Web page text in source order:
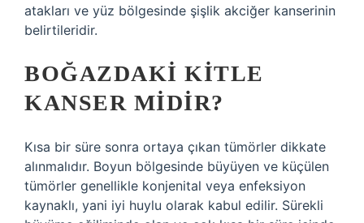
atakları ve yüz bölgesinde şişlik akciğer kanserinin
belirtileridir.
BOĞAZDAKI KITLE
KANSER MIDIR?
Kısa bir süre sonra ortaya çıkan tümörler dikkate
alınmalıdır. Boyun bölgesinde büyüyen ve küçülen
tümörler genellikle konjenital veya enfeksiyon
kaynaklı, yani iyi huylu olarak kabul edilir. Sürekli